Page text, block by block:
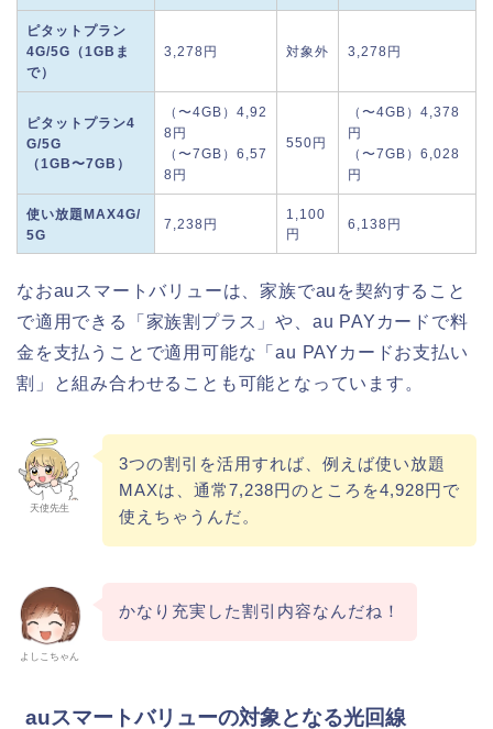
ピタットプラン
4G/5G（1GBま
で）
3,278円 対象外 3,278円
ピタットプラン4
G/5G
（1GB〜7GB）
（〜4GB）4,92
8円
（〜7GB）6,57
8円
550円
（〜4GB）4,378
円
（〜7GB）6,028
円
使い放題MAX4G/
5G
7,238円
1,100
円
6,138円
なおauスマートバリューは、家族でauを契約すること
で適用できる「家族割プラス」や、au PAYカードで料
金を支払うことで適用可能な「au PAYカードお支払い
割」と組み合わせることも可能となっています。
天使先生
3つの割引を活用すれば、例えば使い放題
MAXは、通常7,238円のところを4,928円で
使えちゃうんだ。
よしこちゃん
かなり充実した割引内容なんだね！
auスマートバリューの対象となる光回線